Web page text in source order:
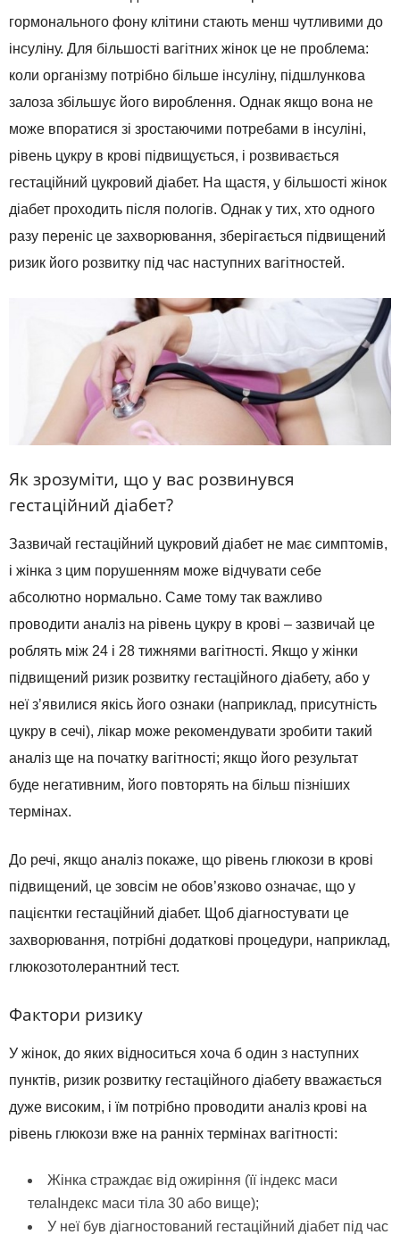
гормонального фону клітини стають менш чутливими до
інсуліну. Для більшості вагітних жінок це не проблема:
коли організму потрібно більше інсуліну, підшлункова
залоза збільшує його вироблення. Однак якщо вона не
може впоратися зі зростаючими потребами в інсуліні,
рівень цукру в крові підвищується, і розвивається
гестаційний цукровий діабет. На щастя, у більшості жінок
діабет проходить після пологів. Однак у тих, хто одного
разу переніс це захворювання, зберігається підвищений
ризик його розвитку під час наступних вагітностей.
Як зрозуміти, що у вас розвинувся
гестаційний діабет?
Зазвичай гестаційний цукровий діабет не має симптомів,
і жінка з цим порушенням може відчувати себе
абсолютно нормально. Саме тому так важливо
проводити аналіз на рівень цукру в крові – зазвичай це
роблять між 24 і 28 тижнями вагітності. Якщо у жінки
підвищений ризик розвитку гестаційного діабету, або у
неї з’явилися якісь його ознаки (наприклад, присутність
цукру в сечі), лікар може рекомендувати зробити такий
аналіз ще на початку вагітності; якщо його результат
буде негативним, його повторять на більш пізніших
термінах.
До речі, якщо аналіз покаже, що рівень глюкози в крові
підвищений, це зовсім не обов’язково означає, що у
пацієнтки гестаційний діабет. Щоб діагностувати це
захворювання, потрібні додаткові процедури, наприклад,
глюкозотолерантний тест.
Фактори ризику
У жінок, до яких відноситься хоча б один з наступних
пунктів, ризик розвитку гестаційного діабету вважається
дуже високим, і їм потрібно проводити аналіз крові на
рівень глюкози вже на ранніх термінах вагітності:
Жінка страждає від ожиріння (її індекс маси
телаІндекс маси тіла 30 або вище);
У неї був діагностований гестаційний діабет під час